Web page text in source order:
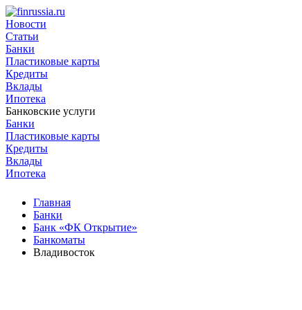
Новости
Статьи
Банки
Пластиковые карты
Кредиты
Вклады
Ипотека
Банковские услуги
Банки
Пластиковые карты
Кредиты
Вклады
Ипотека
Главная
Банки
Банк «ФК Открытие»
Банкоматы
Владивосток